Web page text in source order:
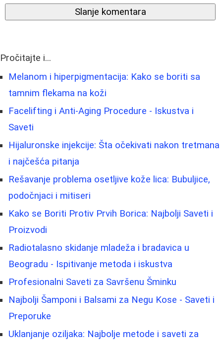
Slanje komentara
Pročitajte i...
Melanom i hiperpigmentacija: Kako se boriti sa
tamnim flekama na koži
Facelifting i Anti-Aging Procedure - Iskustva i
Saveti
Hijaluronske injekcije: Šta očekivati nakon tretmana
i najčešća pitanja
Rešavanje problema osetljive kože lica: Bubuljice,
podočnjaci i mitiseri
Kako se Boriti Protiv Prvih Borica: Najbolji Saveti i
Proizvodi
Radiotalasno skidanje mladeža i bradavica u
Beogradu - Ispitivanje metoda i iskustva
Profesionalni Saveti za Savršenu Šminku
Najbolji Šamponi i Balsami za Negu Kose - Saveti i
Preporuke
Uklanjanje oziljaka: Najbolje metode i saveti za